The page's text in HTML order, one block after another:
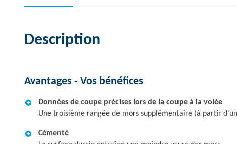
Description
Avantages - Vos bénéfices
Données de coupe précises lors de la coupe à la volée
Une troisième rangée de mors supplémentaire (à partir
Cémenté